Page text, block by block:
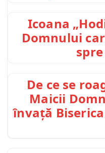
Icoana
Domnului
De ce se
Maicii
învață